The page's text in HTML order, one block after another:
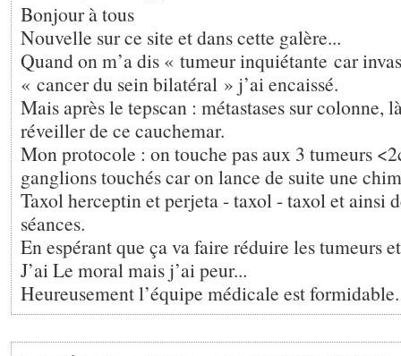
Bonjour à tous
Nouvelle sur ce site et dans cette galère...
Quand on m’a dis « tumeur inquiétante car
« cancer du sein bilatéral » j’ai encaissé.
Mais après le tepscan : métastases sur colonne,
réveiller de ce cauchemar.
Mon protocole : on touche pas aux 3 tumeurs
ganglions touchés car on lance de suite une
Taxol herceptin et perjeta - taxol - taxol et ainsi
séances.
En espérant que ça va faire réduire les tumeurs
J’ai Le moral mais j’ai peur...
Heureusement l’équipe médicale est formidable.